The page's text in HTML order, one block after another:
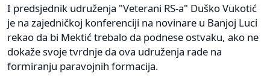
I predsjednik udruženja "Veterani RS-a" Duško Vukotić
je na zajedničkoj konferenciji na novinare u Banjoj Luci
rekao da bi Mektić trebalo da podnese ostvaku, ako ne
dokaže svoje tvrdnje da ova udruženja rade na
formiranju paravojnih formacija.